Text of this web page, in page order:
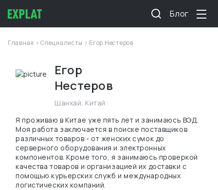
Блог
Главная >Специалисты > Егор Нестеров
Егор
Нестеров
Шанхай, Китай
Я проживаю в Китае уже пять лет и занимаюсь ВЭД.
Моя работа заключается в поиске поставщиков
различных товаров - от женских сумок до
серверного оборудования и электронных
компонентов. Кроме того, я занимаюсь проверкой
качества товаров и организацией их доставки с
помощью курьерских служб и международных
логистических компаний.